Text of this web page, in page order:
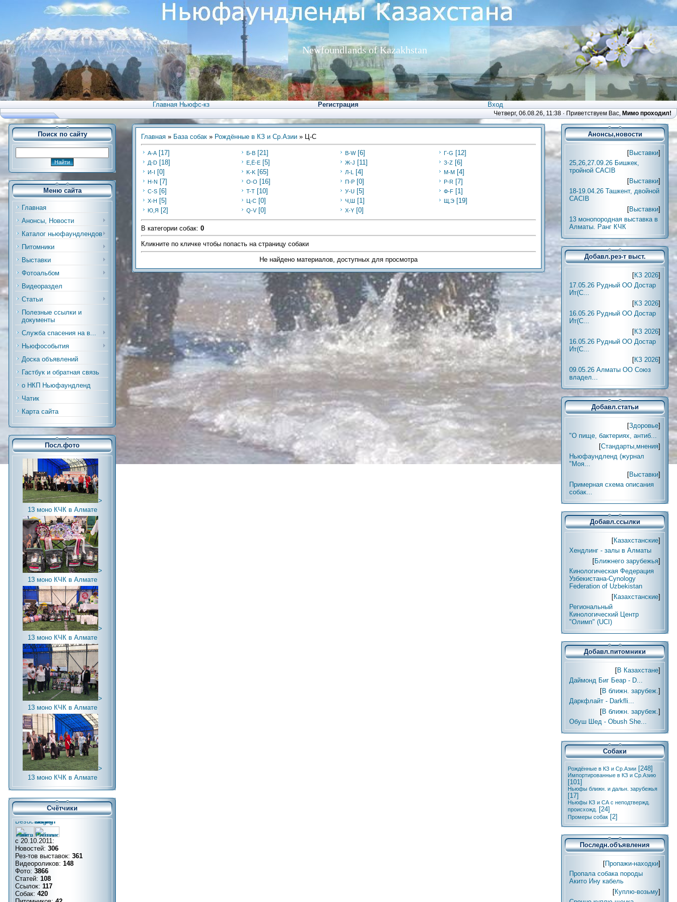
Newfoundlands of Kazakhstan
Главная Ньюфс-кз Регистрация Вход
Четверг, 06.08.26, 11:38 · Приветствуем Вас, Мимо проходил!
Поиск по сайту
Меню сайта
Главная
Анонсы, Новости
Каталог ньюфаундлендов
Питомники
Выставки
Фотоальбом
Видеораздел
Статьи
Полезные ссылки и
документы
Служба спасения на в...
Ньюфособытия
Доска объявлений
Гастбук и обратная связь
о НКП Ньюфаундленд
Чатик
Карта сайта
Посл.фото
>
13 моно КЧК в Алмате
>
13 моно КЧК в Алмате
>
13 моно КЧК в Алмате
>
13 моно КЧК в Алмате
>
13 моно КЧК в Алмате
Счётчики
с 20.10.2011:
Новостей: 306
Рез-тов выставок: 361
Видеороликов: 148
Фото: 3866
Статей: 108
Ссылок: 117
Собак: 420
Главная » База собак » Рождённые в КЗ и Ср.Азии » Ц-C
А-А [17] Б-В [21] В-W [6] Г-G [12]
Д-D [18] Е,Ё-Е [5] Ж-J [11] З-Z [6]
И-I [0] K-K [65] Л-L [4] M-M [4]
Н-N [7] O-O [16] П-P [0] Р-R [7]
C-S [6] T-T [10] У-U [5] Ф-F [1]
Х-H [5] Ц-C [0] Ч,Ш [1] Щ,Э [19]
Ю,Я [2] Q-V [0] X-Y [0]
В категории собак: 0
Кликните по кличке чтобы попасть на страницу собаки
Не найдено материалов, доступных для просмотра
Анонсы,новости
[Выставки]
25,26,27.09.26 Бишкек,
тройной CACIB
[Выставки]
18-19.04.26 Ташкент, двойной
CACIB
[Выставки]
13 монопородная выставка в
Алматы. Ранг КЧК
Добавл.рез-т выст.
[КЗ 2026]
17.05.26 Рудный ОО Достар
Ит(С...
[КЗ 2026]
16.05.26 Рудный ОО Достар
Ит(С...
[КЗ 2026]
16.05.26 Рудный ОО Достар
Ит(С...
[КЗ 2026]
09.05.26 Алматы ОО Союз
владел...
Добавл.статьи
[Здоровье]
"О пище, бактериях, антиб...
[Стандарты,мнения]
Ньюфаундленд (журнал
"Моя...
[Выставки]
Примерная схема описания
собак...
Добавл.ссылки
[Казахстанские]
Хендлинг - залы в Алматы
[Ближнего зарубежья]
Кинологическая Федерация
Узбекистана-Cynology
Federation of Uzbekistan
[Казахстанские]
Региональный
Кинологический Центр
"Олимп" (UCI)
Добавл.питомники
[В Казахстане]
Даймонд Биг Беар - D...
[В ближн. зарубеж.]
Даркфлайт - Darkfli...
[В ближн. зарубеж.]
Обуш Шед - Obush She...
Собаки
Рождённые в КЗ и Ср.Азии [248]
Импортированные в КЗ и Ср.Азию
[101]
Ньюфы ближн. и дальн. зарубежья
[17]
Ньюфы КЗ и СА с неподтвержд.
происхожд.
[24]
Промеры собак [2]
Последн.объявления
[Пропажи-находки]
Пропала собака породы
Акито Ину кабель
[Куплю-возьму]